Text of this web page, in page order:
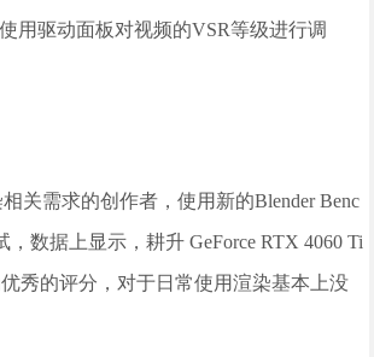
用驱动面板对视频的VSR等级进行调
关需求的创作者，使用新的Blender Benc
，数据上显示，耕升 GeForce RTX 4060 Ti
秀的评分，对于日常使用渲染基本上没